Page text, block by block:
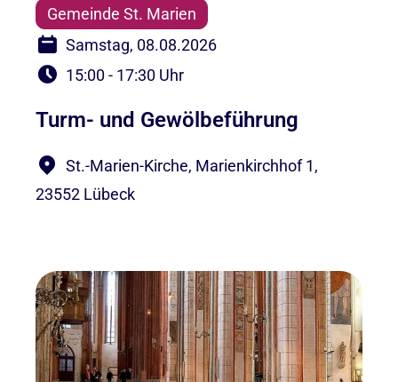
Gemeinde St. Marien
Samstag, 08.08.2026
15:00 - 17:30 Uhr
Turm- und Gewölbeführung
St.-Marien-Kirche, Marienkirchhof 1,
23552 Lübeck